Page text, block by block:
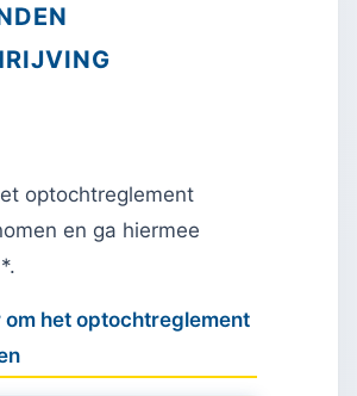
optochtreglement
en ga hiermee
om het optochtreglement